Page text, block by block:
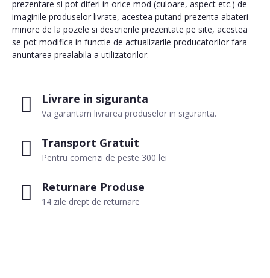
Livrare in siguranta
Va garantam livrarea produselor in siguranta.
Transport Gratuit
Pentru comenzi de peste 300 lei
Returnare Produse
14 zile drept de returnare
prezentare si pot diferi in orice mod (culoare, aspect etc.) de
imaginile produselor livrate, acestea putand prezenta abateri
minore de la pozele si descrierile prezentate pe site, acestea
se pot modifica in functie de actualizarile producatorilor fara
anuntarea prealabila a utilizatorilor.